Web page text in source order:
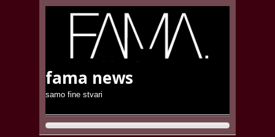
fama news
samo fine stvari